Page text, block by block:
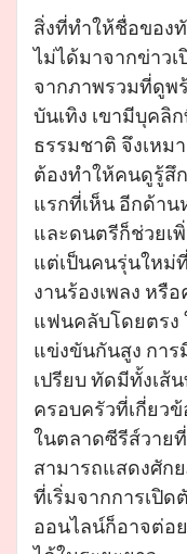
สิ่งที่ทำให้ชื่อของ
ไม่ได้มาจากข่าวเ
จากภาพรวมที่ดูพ
บันเทิง เขามีบุคลิ
ธรรมชาติ จึงเหม
ต้องทำให้คนดูรู้สึ
แรกที่เห็น อีกด้า
และดนตรีก็ช่วยเ
แต่เป็นคนรุ่นใหม่
งานร้องเพลง หรื
แฟนคลับโดยตรง
แข่งขันกันสูง การ
เปรียบ ทัดมีทั้งเส้
ครอบครัวที่เกี่ยว
ในตลาดซีรีส์วาย
สามารถแสดงศัก
ที่เริ่มจากการเปิ
ออนไลน์ก็อาจต่อ